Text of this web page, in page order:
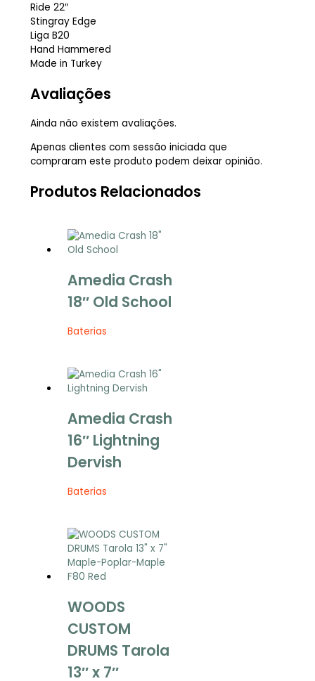
Ride 22″
Stingray Edge
Liga B20
Hand Hammered
Made in Turkey
Avaliações
Ainda não existem avaliações.
Apenas clientes com sessão iniciada que
compraram este produto podem deixar opinião.
Produtos Relacionados
Amedia Crash
18″ Old School
Baterias
Amedia Crash
16″ Lightning
Dervish
Baterias
WOODS
CUSTOM
DRUMS Tarola
13″ x 7″